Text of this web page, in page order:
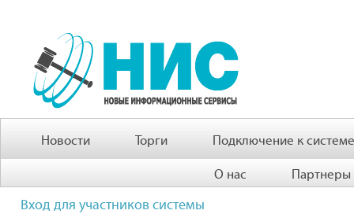
Новости Торги Подключение к системе
О нас Партнеры
Вход для участников системы